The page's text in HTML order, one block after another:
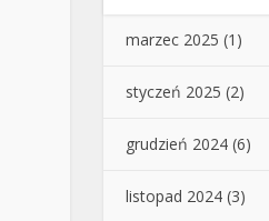
marzec 2025 (1)
styczeń 2025 (2)
grudzień 2024 (6)
listopad 2024 (3)